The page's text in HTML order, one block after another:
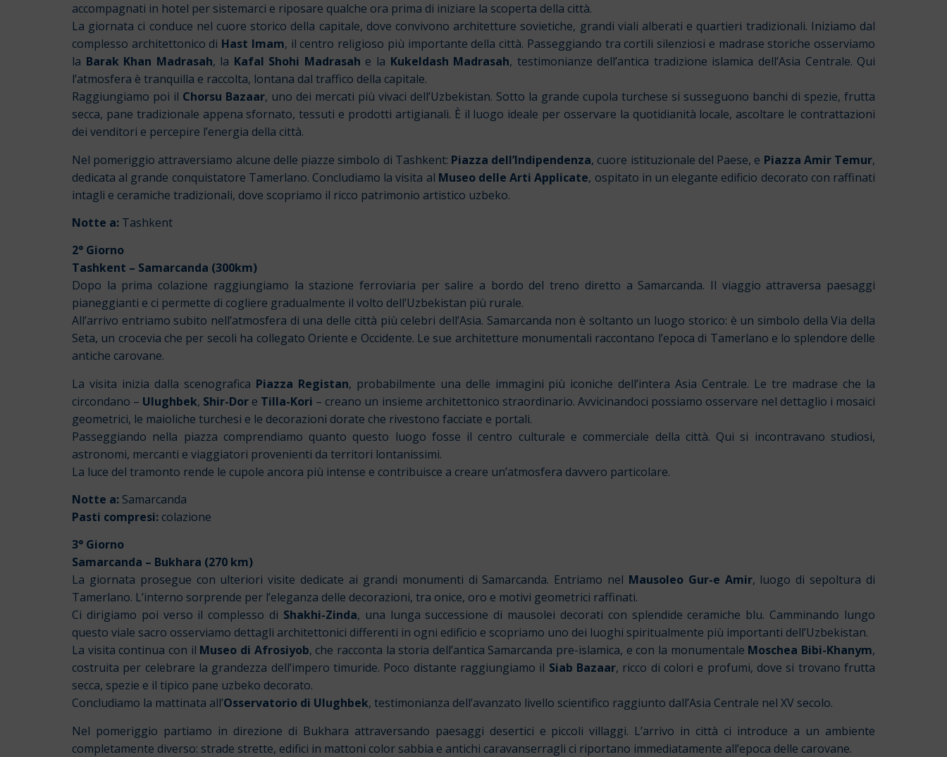
accompagnati in hotel per sistemarci e riposare qualche ora prima di iniziare la scoperta della città.
La giornata ci conduce nel cuore storico della capitale, dove convivono architetture sovietiche, grandi viali alberati e quartieri tradizionali. Iniziamo dal
complesso architettonico di Hast Imam, il centro religioso più importante della città. Passeggiando tra cortili silenziosi e madrase storiche osserviamo
la Barak Khan Madrasah, la Kafal Shohi Madrasah e la Kukeldash Madrasah, testimonianze dell’antica tradizione islamica dell’Asia Centrale. Qui
l’atmosfera è tranquilla e raccolta, lontana dal traffico della capitale.
Raggiungiamo poi il Chorsu Bazaar, uno dei mercati più vivaci dell’Uzbekistan. Sotto la grande cupola turchese si susseguono banchi di spezie, frutta
secca, pane tradizionale appena sfornato, tessuti e prodotti artigianali. È il luogo ideale per osservare la quotidianità locale, ascoltare le contrattazioni
dei venditori e percepire l’energia della città.
Nel pomeriggio attraversiamo alcune delle piazze simbolo di Tashkent: Piazza dell’Indipendenza, cuore istituzionale del Paese, e Piazza Amir Temur,
dedicata al grande conquistatore Tamerlano. Concludiamo la visita al Museo delle Arti Applicate, ospitato in un elegante edificio decorato con raffinati
intagli e ceramiche tradizionali, dove scopriamo il ricco patrimonio artistico uzbeko.
Notte a: Tashkent
2° Giorno
Tashkent – Samarcanda (300km)
Dopo la prima colazione raggiungiamo la stazione ferroviaria per salire a bordo del treno diretto a Samarcanda. Il viaggio attraversa paesaggi
pianeggianti e ci permette di cogliere gradualmente il volto dell’Uzbekistan più rurale.
All’arrivo entriamo subito nell’atmosfera di una delle città più celebri dell’Asia. Samarcanda non è soltanto un luogo storico: è un simbolo della Via della
Seta, un crocevia che per secoli ha collegato Oriente e Occidente. Le sue architetture monumentali raccontano l’epoca di Tamerlano e lo splendore delle
antiche carovane.
La visita inizia dalla scenografica Piazza Registan, probabilmente una delle immagini più iconiche dell’intera Asia Centrale. Le tre madrase che la
circondano – Ulughbek, Shir-Dor e Tilla-Kori – creano un insieme architettonico straordinario. Avvicinandoci possiamo osservare nel dettaglio i mosaici
geometrici, le maioliche turchesi e le decorazioni dorate che rivestono facciate e portali.
Passeggiando nella piazza comprendiamo quanto questo luogo fosse il centro culturale e commerciale della città. Qui si incontravano studiosi,
astronomi, mercanti e viaggiatori provenienti da territori lontanissimi.
La luce del tramonto rende le cupole ancora più intense e contribuisce a creare un’atmosfera davvero particolare.
Notte a: Samarcanda
Pasti compresi: colazione
3° Giorno
Samarcanda – Bukhara (270 km)
La giornata prosegue con ulteriori visite dedicate ai grandi monumenti di Samarcanda. Entriamo nel Mausoleo Gur-e Amir, luogo di sepoltura di
Tamerlano. L’interno sorprende per l’eleganza delle decorazioni, tra onice, oro e motivi geometrici raffinati.
Ci dirigiamo poi verso il complesso di Shakhi-Zinda, una lunga successione di mausolei decorati con splendide ceramiche blu. Camminando lungo
questo viale sacro osserviamo dettagli architettonici differenti in ogni edificio e scopriamo uno dei luoghi spiritualmente più importanti dell’Uzbekistan.
La visita continua con il Museo di Afrosiyob, che racconta la storia dell’antica Samarcanda pre-islamica, e con la monumentale Moschea Bibi-Khanym,
costruita per celebrare la grandezza dell’impero timuride. Poco distante raggiungiamo il Siab Bazaar, ricco di colori e profumi, dove si trovano frutta
secca, spezie e il tipico pane uzbeko decorato.
Concludiamo la mattinata all’Osservatorio di Ulughbek, testimonianza dell’avanzato livello scientifico raggiunto dall’Asia Centrale nel XV secolo.
Nel pomeriggio partiamo in direzione di Bukhara attraversando paesaggi desertici e piccoli villaggi. L’arrivo in città ci introduce a un ambiente
completamente diverso: strade strette, edifici in mattoni color sabbia e antichi caravanserragli ci riportano immediatamente all’epoca delle carovane.